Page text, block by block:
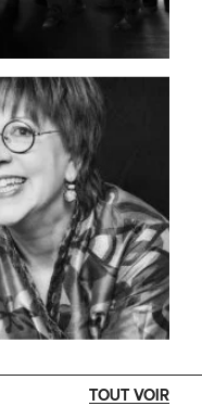
TOUT VOIR